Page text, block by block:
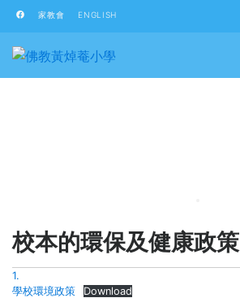
家教會 ENGLISH
校本的環保及健康政策
1.
學校環境政策
Download